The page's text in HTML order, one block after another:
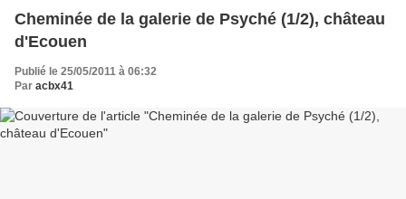
Cheminée de la galerie de Psyché (1/2), château
d'Ecouen
Publié le 25/05/2011 à 06:32
Par acbx41